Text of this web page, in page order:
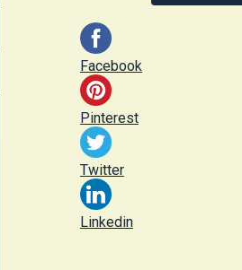
Facebook
Pinterest
Twitter
Linkedin